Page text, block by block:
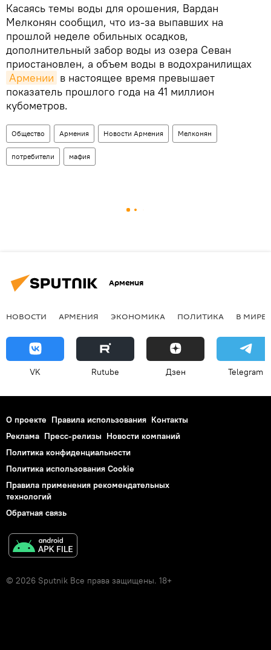
Касаясь темы воды для орошения, Вардан
Мелконян сообщил, что из-за выпавших на
прошлой неделе обильных осадков,
дополнительный забор воды из озера Севан
приостановлен, а объем воды в водохранилищах
Армении в настоящее время превышает
показатель прошлого года на 41 миллион
кубометров.
Общество Армения Новости Армения Мелконян
потребители мафия
Армения
НОВОСТИ АРМЕНИЯ ЭКОНОМИКА ПОЛИТИКА В МИРЕ
VK Rutube Дзен Telegram
О проекте Правила использования Контакты
Реклама Пресс-релизы Новости компаний
Политика конфиденциальности
Политика использования Cookie
Правила применения рекомендательных
технологий
Обратная связь
© 2026 Sputnik Все права защищены. 18+